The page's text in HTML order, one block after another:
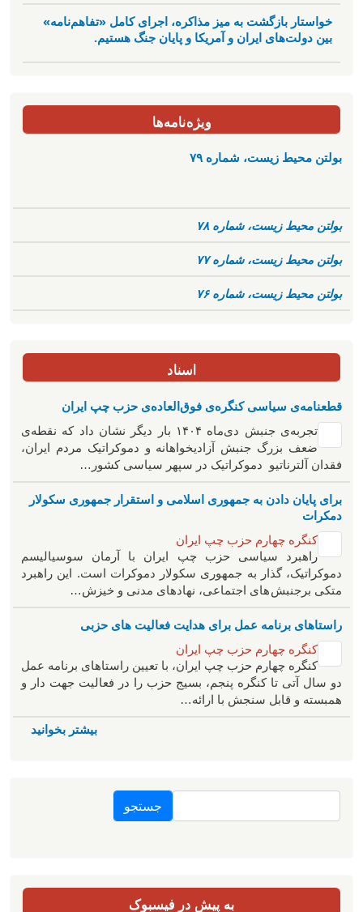
خواستار بازگشت به میز مذاکره، اجرای کامل «تفاهم‌نامه»
بین دولت‌های ایران و آمریکا و پایان جنگ هستیم.
ویژه‌نامه‌ها
بولتن محیط زیست، شماره ۷۹
بولتن محیط زیست، شماره ۷۸
بولتن محیط زیست، شماره ۷۷
بولتن محیط زیست، شماره ۷۶
اسناد
قطعنامه‌ی سیاسی کنگره‌ی فوق‌العاده‌ی حزب چپ ایران
تجربه‌ی جنبش دی‌ماه ۱۴۰۴ بار دیگر نشان داد که نقطه‌ی
ضعف بزرگ جنبش آزادیخواهانه و دموکراتیک مردم ایران،
فقدان آلترناتیو دموکراتیک در سپهر سیاسی کشور…
برای پایان دادن به جمهوری اسلامی و استقرار جمهوری سکولار
دمکرات
کنگره چهارم حزب چپ ایران
راهبرد سياسی حزب چپ ایران با آرمان سوسیالیسم
دموکراتیک، گذار به جمهوری سکولار دموکرات است. این راهبرد
متکی برجنبش های اجتماعی، نهادهای مدنی و خیزش‌…
راستاهای برنامه عمل برای هدایت فعالیت های حزبی
کنگره چهارم حزب چپ ایران
کنگره چهارم حزب چپ ایران، با تعیین راستاهای برنامه عمل
دو سال آتی تا کنگره پنجم، بسیج حزب را در فعالیت جهت دار و
همبسته و قابل سنجش با ارائه…
بیشتر بخوانید
جستجو
به پیش در فیسبوک